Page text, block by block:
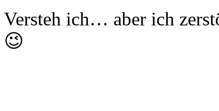
Versteh ich… aber ich
😉